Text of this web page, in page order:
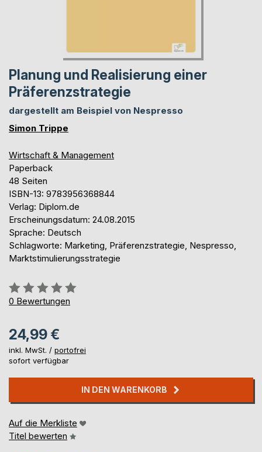
Planung und Realisierung einer
Präferenzstrategie
dargestellt am Beispiel von Nespresso
Simon Trippe
Wirtschaft & Management
Paperback
48 Seiten
ISBN-13: 9783956368844
Verlag: Diplom.de
Erscheinungsdatum: 24.08.2015
Sprache: Deutsch
Schlagworte: Marketing, Präferenzstrategie, Nespresso,
Marktstimulierungsstrategie
Bewertung::
0%
0 Bewertungen
24,99 €
inkl. MwSt. / portofrei
sofort verfügbar
IN DEN WARENKORB
Auf die Merkliste
Titel bewerten